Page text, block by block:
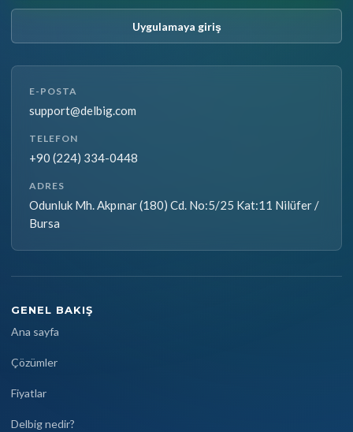
Uygulamaya giriş
E-POSTA
support@delbig.com
TELEFON
+90 (224) 334-0448
ADRES
Odunluk Mh. Akpınar (180) Cd. No:5/25 Kat:11 Nilüfer /
Bursa
GENEL BAKIŞ
Ana sayfa
Çözümler
Fiyatlar
Delbig nedir?